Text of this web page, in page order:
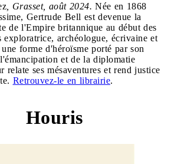
, Grasset, août 2024. Née en 1868
Gertrude Bell est devenue la
de l'Empire britannique au début des
exploratrice, archéologue, écrivaine et
forme d'héroïsme porté par son
et de la diplomatie
relate ses mésaventures et rend justice
Retrouvez-le en librairie.
Houris